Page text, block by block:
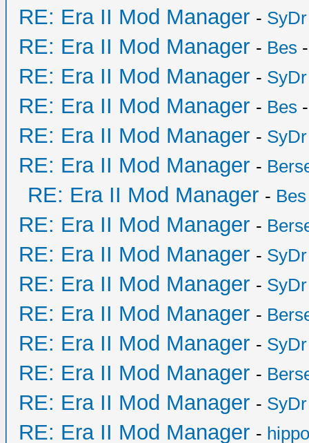
RE: Era II Mod Manager - SyDr
RE: Era II Mod Manager - Bes
RE: Era II Mod Manager - SyDr
RE: Era II Mod Manager - Bes
RE: Era II Mod Manager - SyDr
RE: Era II Mod Manager -
RE: Era II Mod Manager - Bes
RE: Era II Mod Manager -
RE: Era II Mod Manager - SyDr
RE: Era II Mod Manager - SyDr
RE: Era II Mod Manager -
RE: Era II Mod Manager - SyDr
RE: Era II Mod Manager -
RE: Era II Mod Manager - SyDr
RE: Era II Mod Manager -